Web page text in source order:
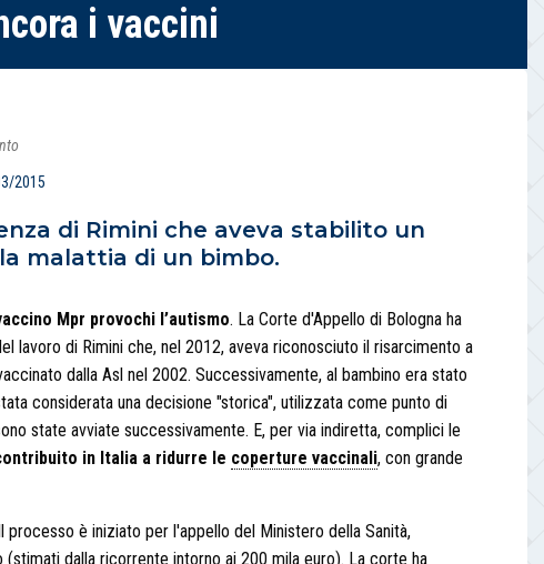
i vaccini
2015
di Rimini che aveva stabilito un
malattia di un bimbo.
Mpr provochi l’autismo. La Corte d'Appello di Bologna ha
lavoro di Rimini che, nel 2012, aveva riconosciuto il risarcimento a
dalla Asl nel 2002. Successivamente, al bambino era stato
considerata una decisione "storica", utilizzata come punto di
state avviate successivamente. E, per via indiretta, complici le
in Italia a ridurre le coperture vaccinali, con grande
è iniziato per l'appello del Ministero della Sanità,
(stimati dalla ricorrente intorno ai 200 mila euro). La corte ha